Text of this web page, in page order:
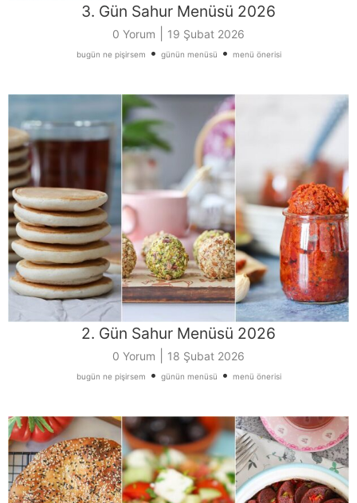
3. Gün Sahur Menüsü 2026
0 Yorum 19 Şubat 2026
bugün ne pişirsem • günün menüsü • menü önerisi
2. Gün Sahur Menüsü 2026
0 Yorum 18 Şubat 2026
bugün ne pişirsem • günün menüsü • menü önerisi